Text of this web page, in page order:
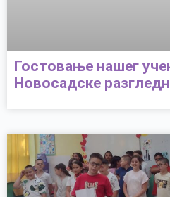
Гостовање нашег
Новосадске